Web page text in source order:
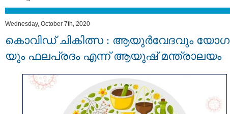
Wednesday, October 7th, 2020
കൊവിഡ് ചികിത്സ : ആയുര്‍വേദവും യോഗ
യും ഫലപ്രദം എന്ന് ആയുഷ് മന്ത്രാലയം